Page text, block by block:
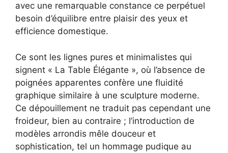
avec une remarquable constance ce perpétuel
besoin d’équilibre entre plaisir des yeux et
efficience domestique.
Ce sont les lignes pures et minimalistes qui
signent « La Table Élégante », où l’absence de
poignées apparentes confère une fluidité
graphique similaire à une sculpture moderne.
Ce dépouillement ne traduit pas cependant une
froideur, bien au contraire ; l’introduction de
modèles arrondis mêle douceur et
sophistication, tel un hommage pudique au